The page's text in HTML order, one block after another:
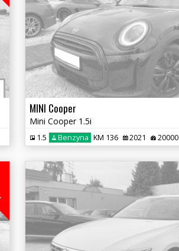
MINI Cooper
Mini Cooper 1.5i
1.5 Benzyna KM 136 2021 20000